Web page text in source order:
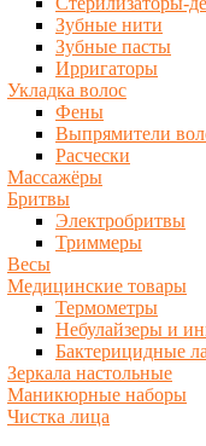
Зубные нити
Зубные пасты
Ирригаторы
Укладка волос
Фены
Выпрямители
Расчески
Массажёры
Бритвы
Электробритвы
Триммеры
Весы
Медицинские товары
Термометры
Небулайзеры и
Бактерицидные
Зеркала настольные
Маникюрные наборы
Чистка лица